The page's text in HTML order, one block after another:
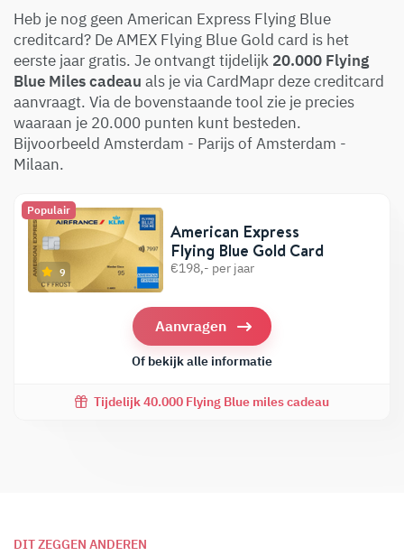
Heb je nog geen American Express Flying Blue
creditcard? De AMEX Flying Blue Gold card is het
eerste jaar gratis. Je ontvangt tijdelijk 20.000 Flying
Blue Miles cadeau als je via CardMapr deze creditcard
aanvraagt. Via de bovenstaande tool zie je precies
waaraan je 20.000 punten kunt besteden.
Bijvoorbeeld Amsterdam - Parijs of Amsterdam -
Milaan.
Populair
American Express
Flying Blue Gold Card
€198,- per jaar
9
Aanvragen
Of bekijk alle informatie
Tijdelijk 40.000 Flying Blue miles cadeau
DIT ZEGGEN ANDEREN